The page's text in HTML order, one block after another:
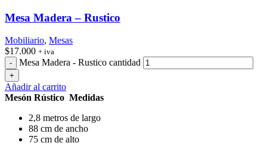
Mesa Madera – Rustico
Mobiliario, Mesas
$17.000 + iva
Mesa Madera - Rustico cantidad
Añadir al carrito
Mesón Rústico Medidas
2,8 metros de largo
88 cm de ancho
75 cm de alto